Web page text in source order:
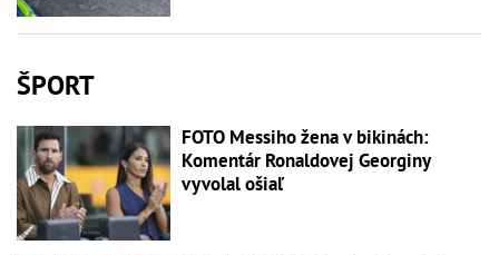
ŠPORT
FOTO Messiho žena v bikinách:
Komentár Ronaldovej Georginy
vyvolal ošiaľ